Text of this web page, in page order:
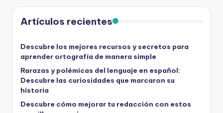
Artículos recientes
Descubre los mejores recursos y secretos para
aprender ortografía de manera simple
Rarazas y polémicas del lenguaje en español:
Descubre las curiosidades que marcaron su
historia
Descubre cómo mejorar tu redacción con estos